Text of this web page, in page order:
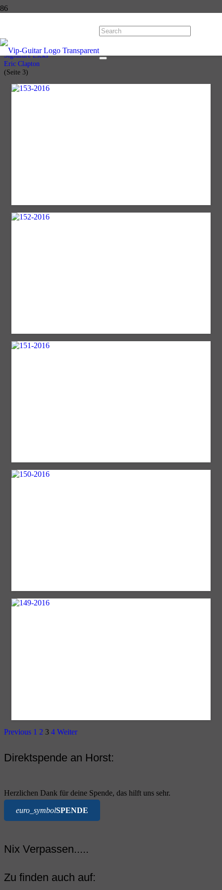
Start
Licks
Signature Licks
Eric Clapton
(Seite 3)
Previous 1 2 3 4 Weiter
Direktspende an Horst:
Herzlichen Dank für deine Spende, das hilft uns sehr.
euro_symbolSPENDE
Nix Verpassen.....
Zu finden auch auf: